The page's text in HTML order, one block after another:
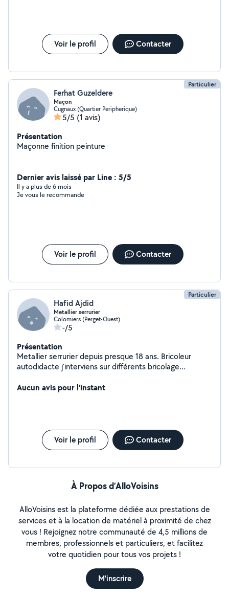
Voir le profil Contacter
Particulier
Ferhat Guzeldere
Maçon
Cugnaux (Quartier Peripherique)
5/5 (1 avis)
Présentation
Maçonne finition peinture
Dernier avis laissé par Line : 5/5
Il y a plus de 6 mois
Je vous le recommande
Voir le profil Contacter
Particulier
Hafid Ajdid
Metallier serrurier
Colomiers (Perget-Ouest)
-/5
Présentation
Metallier serrurier depuis presque 18 ans. Bricoleur
autodidacte j'interviens sur différents bricolage
et moto, je suis très bien outillé avec un atelier. je vous
Aucun avis pour l'instant
Voir le profil Contacter
À Propos d’AlloVoisins
AlloVoisins est la plateforme dédiée aux prestations de
services et à la location de matériel à proximité de chez
vous ! Rejoignez notre communauté de 4,5 millions de
membres, professionnels et particuliers, et facilitez
votre quotidien pour tous vos projets !
M'inscrire